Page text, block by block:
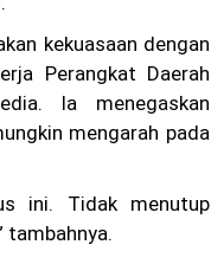
kekuasaan dengan
Perangkat Daerah
Ia menegaskan
mengarah pada
ini. Tidak menutup
tambahnya.